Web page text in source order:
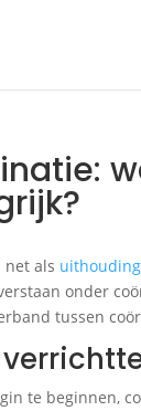
net als
onder
tussen
te beginnen,